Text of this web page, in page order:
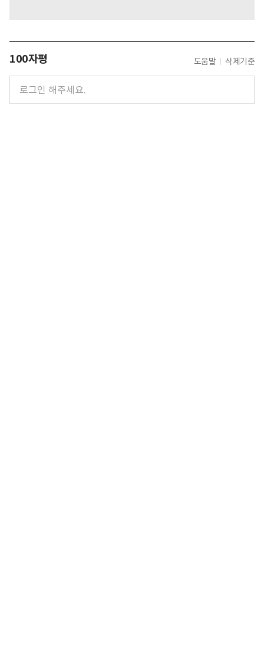
100자평 도움말 삭제기준